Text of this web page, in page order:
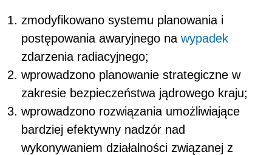
zmodyfikowano systemu planowania i
postępowania awaryjnego na wypadek
zdarzenia radiacyjnego;
wprowadzono planowanie strategiczne w
zakresie bezpieczeństwa jądrowego kraju;
wprowadzono rozwiązania umożliwiające
bardziej efektywny nadzór nad
wykonywaniem działalności związanej z